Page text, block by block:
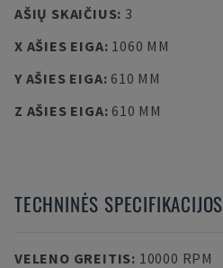
AŠIŲ SKAIČIUS: 3
X AŠIES EIGA: 1060 MM
Y AŠIES EIGA: 610 MM
Z AŠIES EIGA: 610 MM
TECHNINĖS SPECIFIKACIJOS
VELENO GREITIS: 10000 RPM